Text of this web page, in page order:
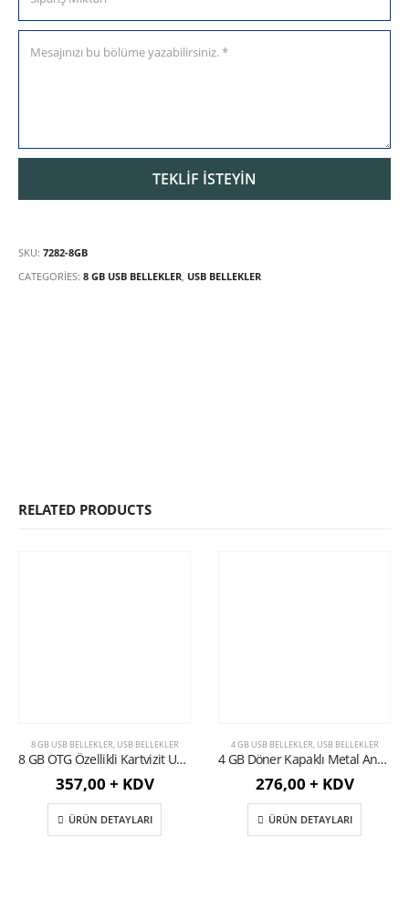
SKU: 7282-8GB
CATEGORIES: 8 GB USB BELLEKLER USB BELLEKLER
RELATED PRODUCTS
8 GB USB BELLEKLER, USB BELLEKLER
8 GB OTG Özellikli Kartvizit USB Bellek
357,00 + KDV
ÜRÜN DETAYLARI
4 GB USB BELLEKLER, USB BELLEKLER
4 GB Döner Kapaklı Metal Anahtarlık USB Bellek
276,00 + KDV
ÜRÜN DETAYLARI